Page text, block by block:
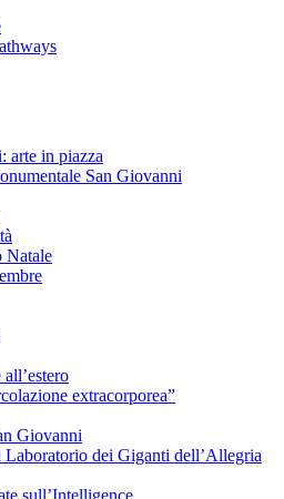
arte in piazza
San Giovanni
Natale
extracorporea”
Giovanni
dei Giganti dell’Allegria
sull’Intelligence